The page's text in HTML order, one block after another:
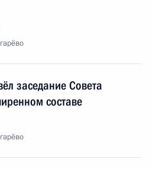
заседание Совета
составе